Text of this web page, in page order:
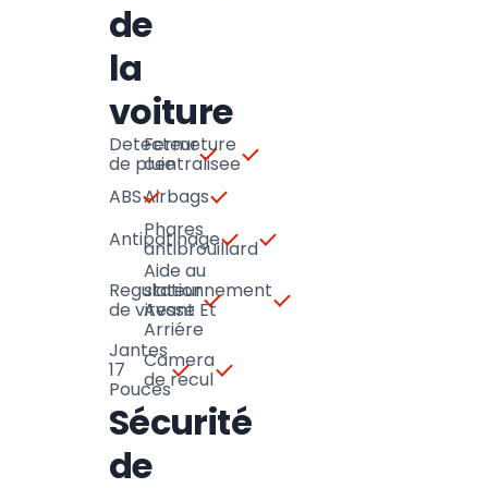
de
la
voiture
Detecteur
de pluie
Fermeture
centralisee
ABSAirbags
Antipatinage
Phares
antibrouillard
Regulateur
de vitesse
Aide au
stationnement
Avant Et
Arriére
Jantes
17
Pouces
Camera
de recul
Sécurité
de